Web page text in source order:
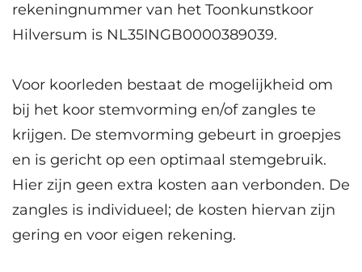
rekeningnummer van het Toonkunstkoor
Hilversum is NL35INGB0000389039.
Voor koorleden bestaat de mogelijkheid om
bij het koor stemvorming en/of zangles te
krijgen. De stemvorming gebeurt in groepjes
en is gericht op een optimaal stemgebruik.
Hier zijn geen extra kosten aan verbonden. De
zangles is individueel; de kosten hiervan zijn
gering en voor eigen rekening.